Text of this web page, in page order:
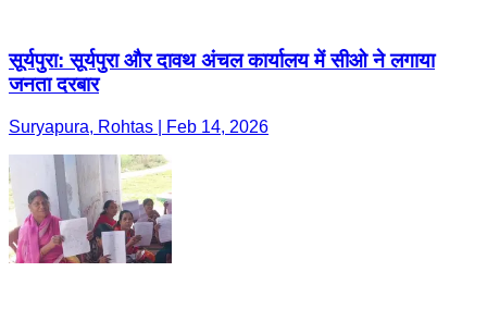
सूर्यपुरा: सूर्यपुरा और दावथ अंचल कार्यालय में सीओ ने लगाया
जनता दरबार
Suryapura, Rohtas | Feb 14, 2026